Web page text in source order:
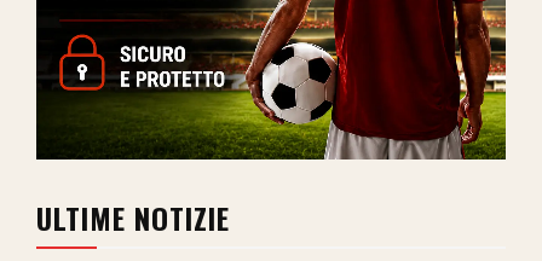
ULTIME NOTIZIE